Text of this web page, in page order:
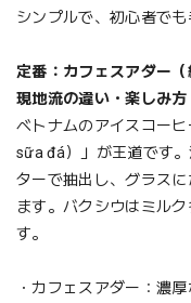
シンプルで、初心者でも
定番：カフェスアダー
現地流の違い・楽しみ方
ベトナムのアイスコー
sữa đá）」が王道です
ターで抽出し、グラスに
ます。バクシウはミル
す。
・カフェスアダー：濃